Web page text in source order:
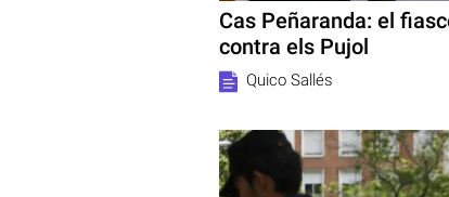
Cas Peñaranda: el
contra els Pujol
Quico Sallés